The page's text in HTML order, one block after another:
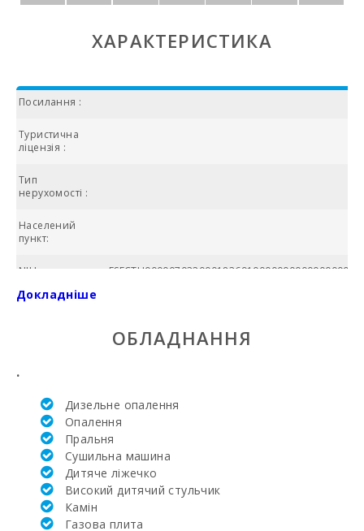
ХАРАКТЕРИСТИКА
Посилання :
Туристична
ліцензія :
Тип
нерухомості :
Населений
пункт:
NIU:
№ ванних
Жила площа
(м2):
Поле для
гольфа Санта-
Понсе (км):
Академія та
тенісна школа
Рафаэля Надаля
Докладніше
ОБЛАДНАННЯ
.
Дизельне опалення
Опалення
Пральня
Сушильна машина
Дитяче ліжечко
Високий дитячий стульчик
Камін
Газова плита